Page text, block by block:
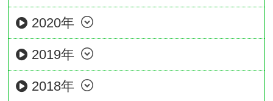
2020年
2019年
2018年